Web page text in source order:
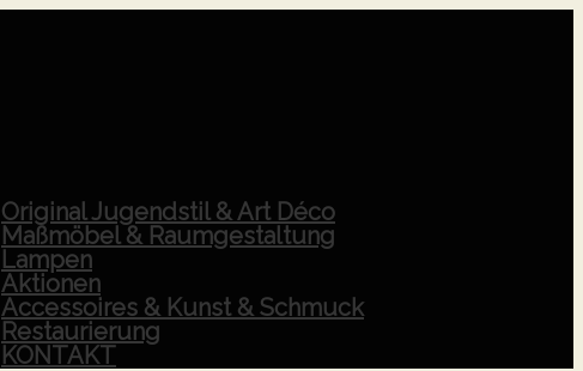
Original Jugendstil & Art Déco
Maßmöbel & Raumgestaltung
Lampen
Aktionen
Accessoires & Kunst & Schmuck
Restaurierung
KONTAKT